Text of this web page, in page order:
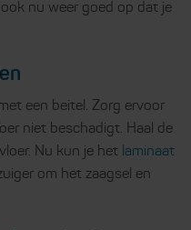
nu weer goed op dat je
een beitel. Zorg ervoor
niet beschadigt. Haal de
Nu kun je het laminaat
om het zaagsel en